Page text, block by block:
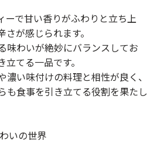
ーで甘い香りがふわりと立ち上
さが感じられます。
味わいが絶妙にバランスしてお
立てる一品です。
濃い味付けの料理と相性が良く、
も食事を引き立てる役割を果たし
いの世界